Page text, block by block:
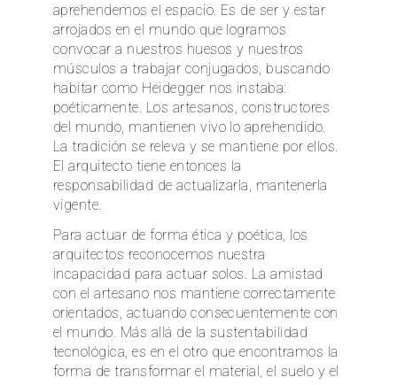
aprehendemos el espacio. Es de ser y estar
arrojados en el mundo que logramos
convocar a nuestros huesos y nuestros
músculos a trabajar conjugados, buscando
habitar como Heidegger nos instaba:
poéticamente. Los artesanos, constructores
del mundo, mantienen vivo lo aprehendido.
La tradición se releva y se mantiene por ellos.
El arquitecto tiene entonces la
responsabilidad de actualizarla, mantenerla
vigente.
Para actuar de forma ética y poética, los
arquitectos reconocemos nuestra
incapacidad para actuar solos. La amistad
con el artesano nos mantiene correctamente
orientados, actuando consecuentemente con
el mundo. Más allá de la sustentabilidad
tecnológica, es en el otro que encontramos la
forma de transformar el material, el suelo y el